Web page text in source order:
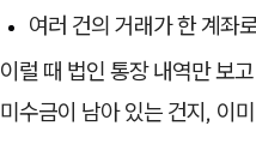
여러 건의 거래가 한 계좌
이럴 때 법인 통장 내역만 보
미수금이 남아 있는 건지, 이